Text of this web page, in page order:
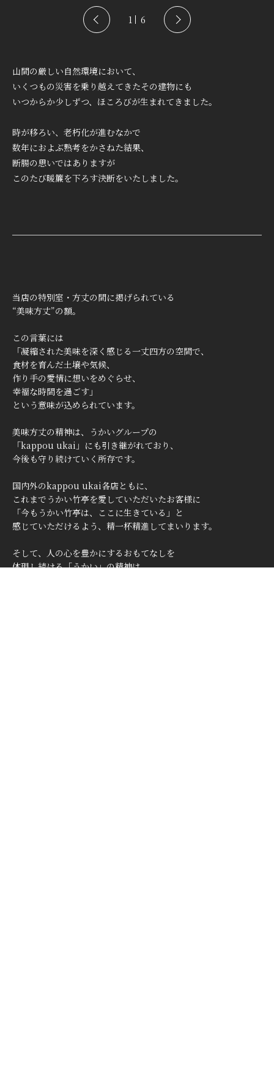
1 6
山間の厳しい自然環境において、
いくつもの災害を乗り越えてきたその建物にも
いつからか少しずつ、ほころびが生まれてきました。
時が移ろい、老朽化が進むなかで
数年におよぶ熟考をかさねた結果、
断腸の思いではありますが
このたび暖簾を下ろす決断をいたしました。
当店の特別室・方丈の間に掲げられている
“美味方丈”の額。
この言葉には
「凝縮された美味を深く感じる一丈四方の空間で、
食材を育んだ土壌や気候、
作り手の愛情に想いをめぐらせ、
幸福な時間を過ごす」
という意味が込められています。
美味方丈の精神は、うかいグループの
「kappou ukai」にも引き継がれており、
今後も守り続けていく所存です。
国内外のkappou ukai各店ともに、
これまでうかい竹亭を愛していただいたお客様に
「今もうかい竹亭は、ここに生きている」と
感じていただけるよう、精一杯精進してまいります。
そして、人の心を豊かにするおもてなしを
体現し続ける「うかい」の精神は、